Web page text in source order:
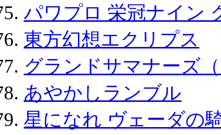
パワプロ 栄冠ナイン
東方幻想エクリプス
グランドサマナーズ
あやかしランブル
星になれ ヴェーダの